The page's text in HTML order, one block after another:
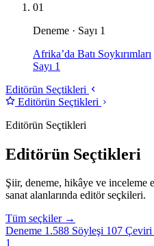
01
Deneme · Sayı 1
Afrika’da Batı Soykırımları
Sayı 1
Editörün Seçtikleri
Editörün Seçtikleri
Editörün Seçtikleri
Editörün Seçtikleri
Şiir, deneme, hikâye ve
sanat alanlarında editör seçkileri.
Tüm seçkiler →
Deneme 1.588 Söyleşi 107 Çeviri
1